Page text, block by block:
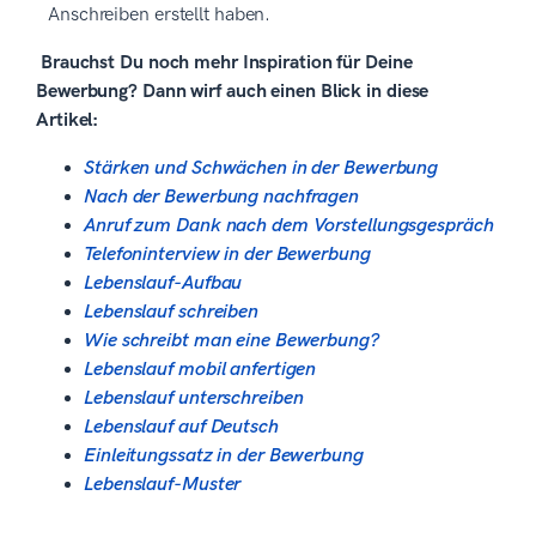
Anschreiben erstellt haben.
Brauchst Du noch mehr Inspiration für Deine
Bewerbung? Dann wirf auch einen Blick in diese
Artikel:
Stärken und Schwächen in der Bewerbung
Nach der Bewerbung nachfragen
Anruf zum Dank nach dem Vorstellungsgespräch
Telefoninterview in der Bewerbung
Lebenslauf-Aufbau
Lebenslauf schreiben
Wie schreibt man eine Bewerbung?
Lebenslauf mobil anfertigen
Lebenslauf unterschreiben
Lebenslauf auf Deutsch
Einleitungssatz in der Bewerbung
Lebenslauf-Muster